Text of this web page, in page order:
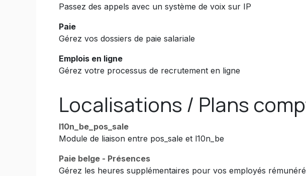
Passez des appels avec un système de voix sur IP
Paie
Gérez vos dossiers de paie salariale
Emplois en ligne
Gérez votre processus de recrutement en ligne
Localisations / Plans
l10n_be_pos_sale
Module de liaison entre pos_sale et l10n_be
Paie belge - Présences
Gérez les heures supplémentaires pour vos employés